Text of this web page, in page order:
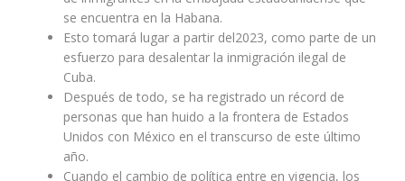
se encuentra en la Habana.
Esto tomará lugar a partir del2023, como parte de un
esfuerzo para desalentar la inmigración ilegal de
Cuba.
Después de todo, se ha registrado un récord de
personas que han huido a la frontera de Estados
Unidos con México en el transcurso de este último
año.
Cuando el cambio de política entre en vigencia, los